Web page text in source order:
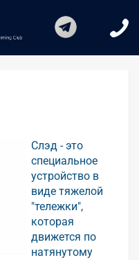
Слэд - это
специальное
устройство в
виде тяжелой
"тележки",
которая
движется по
натянутому